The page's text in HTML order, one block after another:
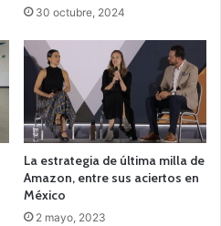
30 octubre, 2024
La estrategia de última milla de
Amazon, entre sus aciertos en
México
2 mayo, 2023